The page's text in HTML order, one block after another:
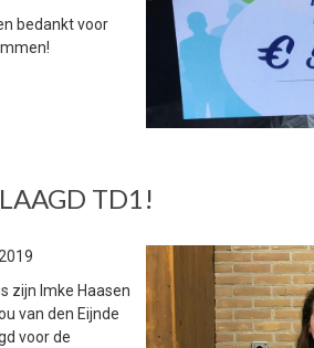
bedankt voor
TD1!
zijn Imke Haasen
van den Eijnde
voor de